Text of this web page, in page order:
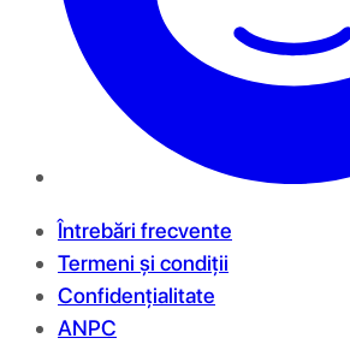
Întrebări frecvente
Termeni și condiții
Confidențialitate
ANPC